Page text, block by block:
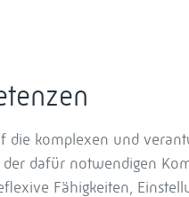
die komplexen und
dafür notwendigen
Fähigkeiten,